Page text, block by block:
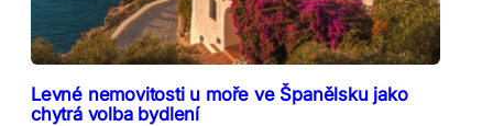
Levné nemovitosti u moře ve Španělsku jako
chytrá volba bydlení